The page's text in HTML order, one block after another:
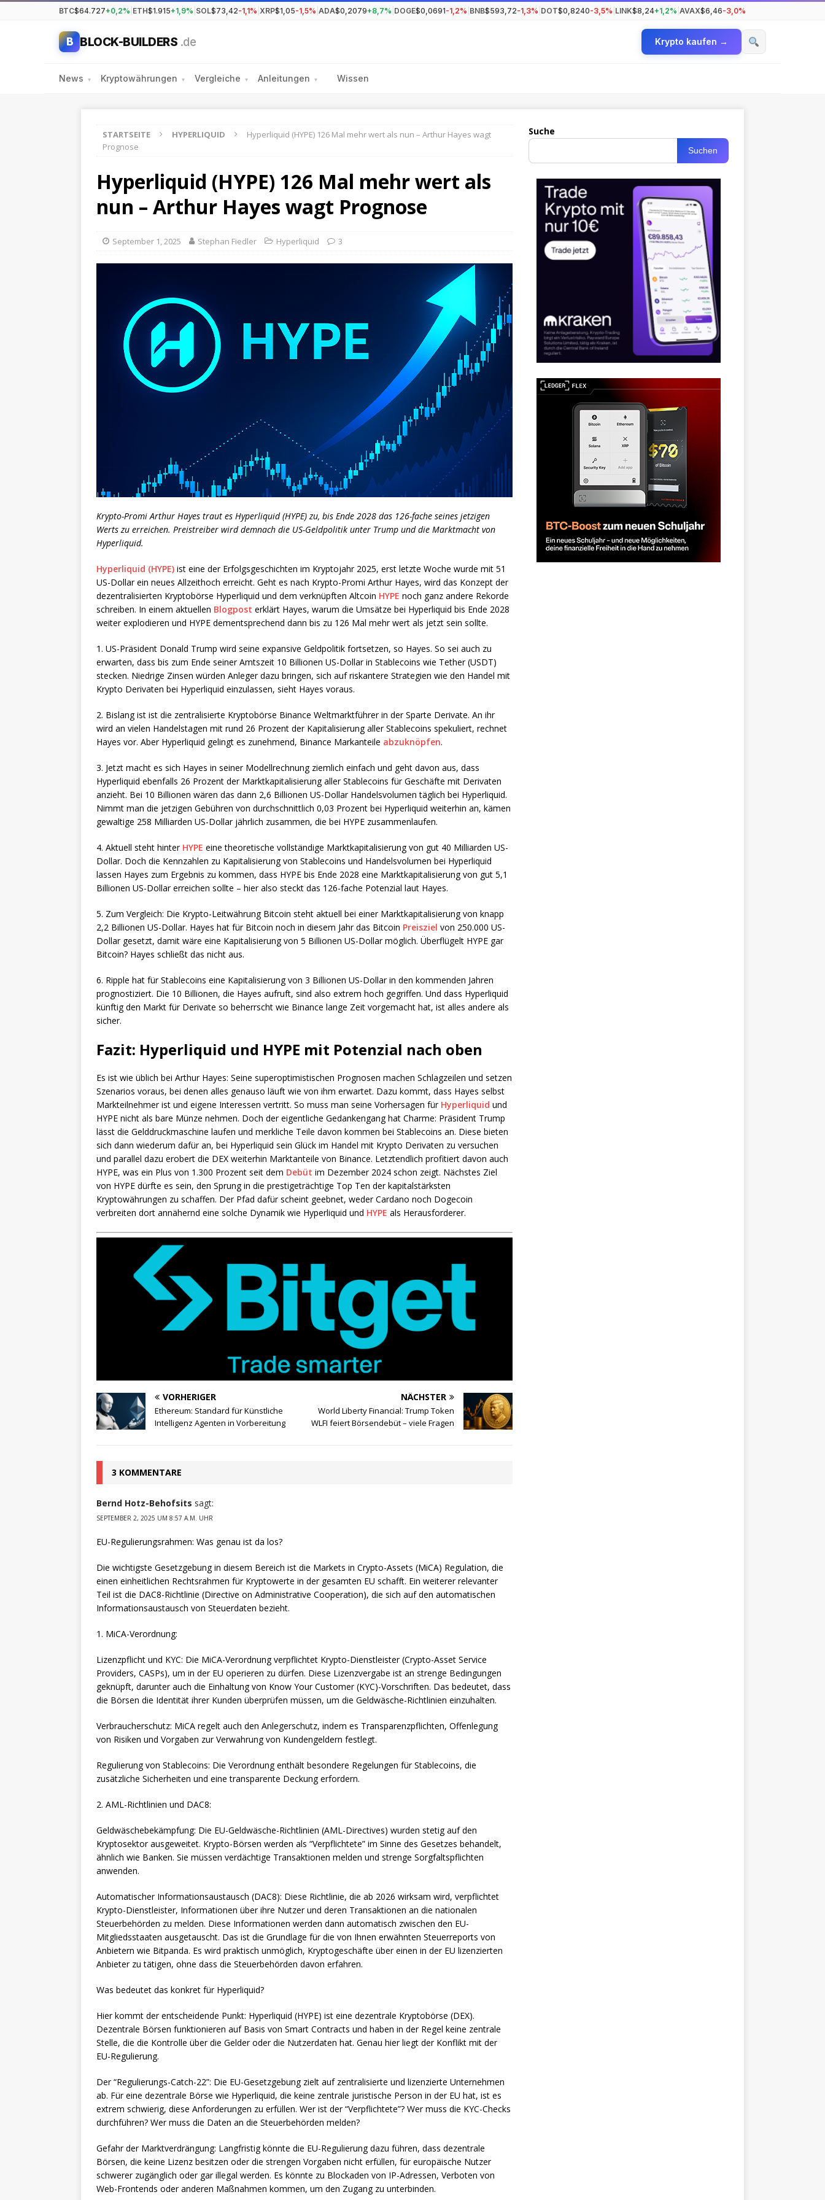
BTC$64.727+0,2% ETH$1.915+1,9% SOL$73,42-1,1% XRP$1,05-1,5% ADA$0,2079+8,7% DOGE$0,0691-1,2% BNB$593,72-1,3% DOT$0,8240-3,5% LINK$8,24+1,2% AVAX$6,46-3,0%
B BLOCK-BUILDERS .de Krypto kaufen →
News ▾ Kryptowährungen ▾ Vergleiche ▾ Anleitungen ▾ Wissen
STARTSEITE HYPERLIQUID
Hyperliquid (HYPE) 126 Mal mehr wert als nun – Arthur Hayes wagt
Prognose
Hyperliquid (HYPE) 126 Mal mehr wert als
nun – Arthur Hayes wagt Prognose
September 1, 2025 Stephan Fiedler Hyperliquid 3
Krypto-Promi Arthur Hayes traut es Hyperliquid (HYPE) zu, bis Ende 2028 das 126-fache seines jetzigen
Werts zu erreichen. Preistreiber wird demnach die US-Geldpolitik unter Trump und die Marktmacht von
Hyperliquid.
Hyperliquid (HYPE) ist eine der Erfolgsgeschichten im Kryptojahr 2025, erst letzte Woche wurde mit 51
US-Dollar ein neues Allzeithoch erreicht. Geht es nach Krypto-Promi Arthur Hayes, wird das Konzept der
dezentralisierten Kryptobörse Hyperliquid und dem verknüpften Altcoin HYPE noch ganz andere Rekorde
schreiben. In einem aktuellen Blogpost erklärt Hayes, warum die Umsätze bei Hyperliquid bis Ende 2028
weiter explodieren und HYPE dementsprechend dann bis zu 126 Mal mehr wert als jetzt sein sollte.
1. US-Präsident Donald Trump wird seine expansive Geldpolitik fortsetzen, so Hayes. So sei auch zu
erwarten, dass bis zum Ende seiner Amtszeit 10 Billionen US-Dollar in Stablecoins wie Tether (USDT)
stecken. Niedrige Zinsen würden Anleger dazu bringen, sich auf riskantere Strategien wie den Handel mit
Krypto Derivaten bei Hyperliquid einzulassen, sieht Hayes voraus.
2. Bislang ist ist die zentralisierte Kryptobörse Binance Weltmarktführer in der Sparte Derivate. An ihr
wird an vielen Handelstagen mit rund 26 Prozent der Kapitalisierung aller Stablecoins spekuliert, rechnet
Hayes vor. Aber Hyperliquid gelingt es zunehmend, Binance Markanteile abzuknöpfen.
3. Jetzt macht es sich Hayes in seiner Modellrechnung ziemlich einfach und geht davon aus, dass
Hyperliquid ebenfalls 26 Prozent der Marktkapitalisierung aller Stablecoins für Geschäfte mit Derivaten
anzieht. Bei 10 Billionen wären das dann 2,6 Billionen US-Dollar Handelsvolumen täglich bei Hyperliquid.
Nimmt man die jetzigen Gebühren von durchschnittlich 0,03 Prozent bei Hyperliquid weiterhin an, kämen
gewaltige 258 Milliarden US-Dollar jährlich zusammen, die bei HYPE zusammenlaufen.
4. Aktuell steht hinter HYPE eine theoretische vollständige Marktkapitalisierung von gut 40 Milliarden US-
Dollar. Doch die Kennzahlen zu Kapitalisierung von Stablecoins und Handelsvolumen bei Hyperliquid
lassen Hayes zum Ergebnis zu kommen, dass HYPE bis Ende 2028 eine Marktkapitalisierung von gut 5,1
Billionen US-Dollar erreichen sollte – hier also steckt das 126-fache Potenzial laut Hayes.
5. Zum Vergleich: Die Krypto-Leitwährung Bitcoin steht aktuell bei einer Marktkapitalisierung von knapp
2,2 Billionen US-Dollar. Hayes hat für Bitcoin noch in diesem Jahr das Bitcoin Preisziel von 250.000 US-
Dollar gesetzt, damit wäre eine Kapitalisierung von 5 Billionen US-Dollar möglich. Überflügelt HYPE gar
Bitcoin? Hayes schließt das nicht aus.
6. Ripple hat für Stablecoins eine Kapitalisierung von 3 Billionen US-Dollar in den kommenden Jahren
prognostiziert. Die 10 Billionen, die Hayes aufruft, sind also extrem hoch gegriffen. Und dass Hyperliquid
künftig den Markt für Derivate so beherrscht wie Binance lange Zeit vorgemacht hat, ist alles andere als
sicher.
Fazit: Hyperliquid und HYPE mit Potenzial nach oben
Es ist wie üblich bei Arthur Hayes: Seine superoptimistischen Prognosen machen Schlagzeilen und setzen
Szenarios voraus, bei denen alles genauso läuft wie von ihm erwartet. Dazu kommt, dass Hayes selbst
Markteilnehmer ist und eigene Interessen vertritt. So muss man seine Vorhersagen für Hyperliquid und
HYPE nicht als bare Münze nehmen. Doch der eigentliche Gedankengang hat Charme: Präsident Trump
lässt die Gelddruckmaschine laufen und merkliche Teile davon kommen bei Stablecoins an. Diese bieten
sich dann wiederum dafür an, bei Hyperliquid sein Glück im Handel mit Krypto Derivaten zu versuchen
und parallel dazu erobert die DEX weiterhin Marktanteile von Binance. Letztendlich profitiert davon auch
HYPE, was ein Plus von 1.300 Prozent seit dem Debüt im Dezember 2024 schon zeigt. Nächstes Ziel
von HYPE dürfte es sein, den Sprung in die prestigeträchtige Top Ten der kapitalstärksten
Kryptowährungen zu schaffen. Der Pfad dafür scheint geebnet, weder Cardano noch Dogecoin
verbreiten dort annähernd eine solche Dynamik wie Hyperliquid und HYPE als Herausforderer.
VORHERIGER
Ethereum: Standard für Künstliche
Intelligenz Agenten in Vorbereitung
NÄCHSTER
World Liberty Financial: Trump Token
WLFI feiert Börsendebüt – viele Fragen
3 KOMMENTARE
Bernd Hotz-Behofsits sagt:
SEPTEMBER 2, 2025 UM 8:57 A.M. UHR
EU-Regulierungsrahmen: Was genau ist da los?
Die wichtigste Gesetzgebung in diesem Bereich ist die Markets in Crypto-Assets (MiCA) Regulation, die
einen einheitlichen Rechtsrahmen für Kryptowerte in der gesamten EU schafft. Ein weiterer relevanter
Teil ist die DAC8-Richtlinie (Directive on Administrative Cooperation), die sich auf den automatischen
Informationsaustausch von Steuerdaten bezieht.
1. MiCA-Verordnung:
Lizenzpflicht und KYC: Die MiCA-Verordnung verpflichtet Krypto-Dienstleister (Crypto-Asset Service
Providers, CASPs), um in der EU operieren zu dürfen. Diese Lizenzvergabe ist an strenge Bedingungen
geknüpft, darunter auch die Einhaltung von Know Your Customer (KYC)-Vorschriften. Das bedeutet, dass
die Börsen die Identität ihrer Kunden überprüfen müssen, um die Geldwäsche-Richtlinien einzuhalten.
Verbraucherschutz: MiCA regelt auch den Anlegerschutz, indem es Transparenzpflichten, Offenlegung
von Risiken und Vorgaben zur Verwahrung von Kundengeldern festlegt.
Regulierung von Stablecoins: Die Verordnung enthält besondere Regelungen für Stablecoins, die
zusätzliche Sicherheiten und eine transparente Deckung erfordern.
2. AML-Richtlinien und DAC8:
Geldwäschebekämpfung: Die EU-Geldwäsche-Richtlinien (AML-Directives) wurden stetig auf den
Kryptosektor ausgeweitet. Krypto-Börsen werden als “Verpflichtete” im Sinne des Gesetzes behandelt,
ähnlich wie Banken. Sie müssen verdächtige Transaktionen melden und strenge Sorgfaltspflichten
anwenden.
Automatischer Informationsaustausch (DAC8): Diese Richtlinie, die ab 2026 wirksam wird, verpflichtet
Krypto-Dienstleister, Informationen über ihre Nutzer und deren Transaktionen an die nationalen
Steuerbehörden zu melden. Diese Informationen werden dann automatisch zwischen den EU-
Mitgliedsstaaten ausgetauscht. Das ist die Grundlage für die von Ihnen erwähnten Steuerreports von
Anbietern wie Bitpanda. Es wird praktisch unmöglich, Kryptogeschäfte über einen in der EU lizenzierten
Anbieter zu tätigen, ohne dass die Steuerbehörden davon erfahren.
Was bedeutet das konkret für Hyperliquid?
Hier kommt der entscheidende Punkt: Hyperliquid (HYPE) ist eine dezentrale Kryptobörse (DEX).
Dezentrale Börsen funktionieren auf Basis von Smart Contracts und haben in der Regel keine zentrale
Stelle, die die Kontrolle über die Gelder oder die Nutzerdaten hat. Genau hier liegt der Konflikt mit der
EU-Regulierung.
Der “Regulierungs-Catch-22”: Die EU-Gesetzgebung zielt auf zentralisierte und lizenzierte Unternehmen
ab. Für eine dezentrale Börse wie Hyperliquid, die keine zentrale juristische Person in der EU hat, ist es
extrem schwierig, diese Anforderungen zu erfüllen. Wer ist der “Verpflichtete”? Wer muss die KYC-Checks
durchführen? Wer muss die Daten an die Steuerbehörden melden?
Gefahr der Marktverdrängung: Langfristig könnte die EU-Regulierung dazu führen, dass dezentrale
Börsen, die keine Lizenz besitzen oder die strengen Vorgaben nicht erfüllen, für europäische Nutzer
schwerer zugänglich oder gar illegal werden. Es könnte zu Blockaden von IP-Adressen, Verboten von
Web-Frontends oder anderen Maßnahmen kommen, um den Zugang zu unterbinden.
Suche
Suchen